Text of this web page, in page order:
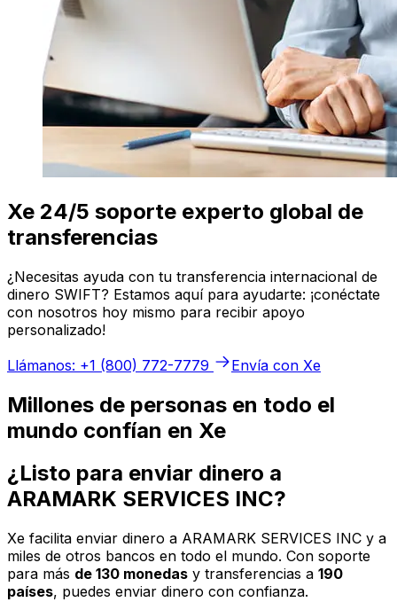
Xe 24/5 soporte experto global de
transferencias
¿Necesitas ayuda con tu transferencia internacional de
dinero SWIFT? Estamos aquí para ayudarte: ¡conéctate
con nosotros hoy mismo para recibir apoyo
personalizado!
Llámanos: +1 (800) 772-7779
Envía con Xe
Millones de personas en todo el
mundo confían en Xe
¿Listo para enviar dinero a
ARAMARK SERVICES INC?
Xe facilita enviar dinero a ARAMARK SERVICES INC y a
miles de otros bancos en todo el mundo. Con soporte
para más de 130 monedas y transferencias a 190
países, puedes enviar dinero con confianza.